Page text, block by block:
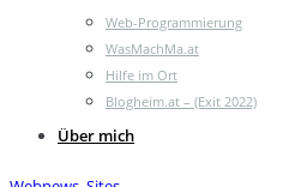
Web-Programmierung
WasMachMa.at
Hilfe im Ort
Blogheim.at – (Exit 2022)
Über mich